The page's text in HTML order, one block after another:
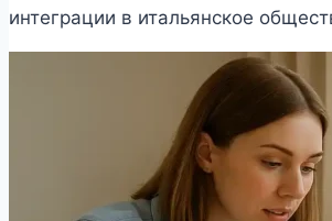
интеграции в итальянское